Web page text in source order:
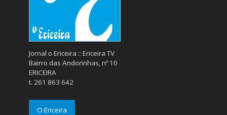
Jornal o Ericeira :: Ericeira TV
Bairro das Andorinhas, nº 10
ERICEIRA
t. 261 863 642
O Ericeira